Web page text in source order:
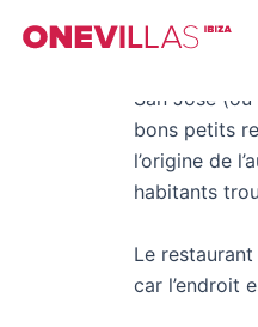
San
San Jose
bons petits
l’origine de
habitants
Le
car l’endroit